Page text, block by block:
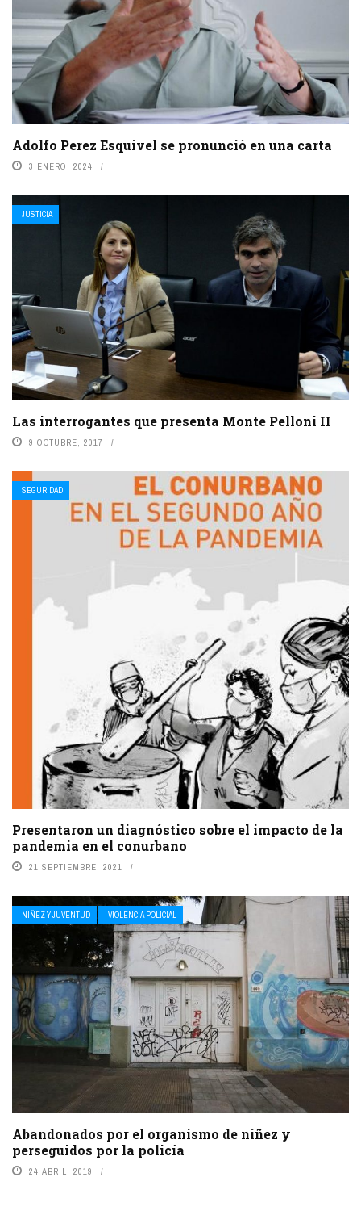
Adolfo Perez Esquivel se pronunció en una carta
3 ENERO, 2024
JUSTICIA
Las interrogantes que presenta Monte Pelloni II
9 OCTUBRE, 2017
SEGURIDAD
Presentaron un diagnóstico sobre el impacto de la
pandemia en el conurbano
21 SEPTIEMBRE, 2021
NIÑEZ Y JUVENTUD VIOLENCIA POLICIAL
Abandonados por el organismo de niñez y
perseguidos por la policía
24 ABRIL, 2019